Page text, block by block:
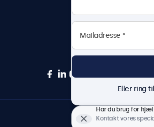
Eller ring
Har du brug for
Kontakt vores